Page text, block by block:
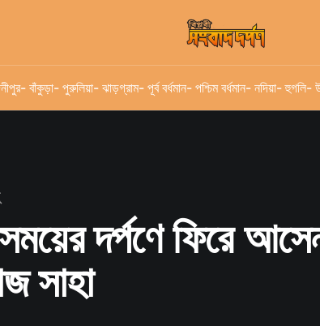
- বাঁকুড়া- পুরুলিয়া- ঝাড়গ্রাম- পূর্ব বর্ধমান- পশ্চিম বর্ধমান- নদিয়া- হুগলি-
দর্পণে ফিরে
সাহা